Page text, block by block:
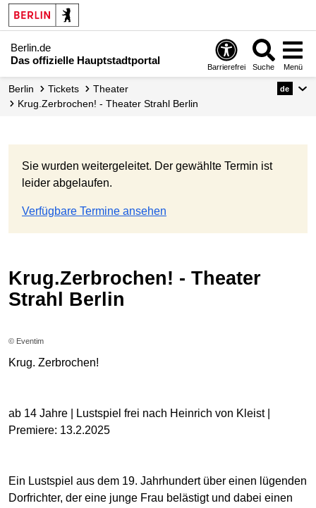
Berlin.de
Das offizielle Hauptstadtportal
Barrierefrei Suche Menü
Berlin Tickets
Theater
Krug.Zerbrochen! - Theater Strahl Berlin
de
Sie wurden weitergeleitet. Der gewählte Termin ist
leider abgelaufen.
Verfügbare Termine ansehen
Krug.Zerbrochen! - Theater
Strahl Berlin
© Eventim
Krug. Zerbrochen!
ab 14 Jahre | Lustspiel frei nach Heinrich von Kleist |
Premiere: 13.2.2025
Ein Lustspiel aus dem 19. Jahrhundert über einen lügenden
Dorfrichter, der eine junge Frau belästigt und dabei einen